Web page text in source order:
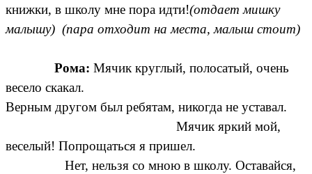
книжки, в школу мне пора идти!(отдает мишку
малышу) (пара отходит на места, малыш стоит)
Рома: Мячик круглый, полосатый, очень
весело скакал.
Верным другом был ребятам, никогда не уставал.
Мячик яркий мой,
веселый! Попрощаться я пришел.
Нет, нельзя со мною в школу. Оставайся,